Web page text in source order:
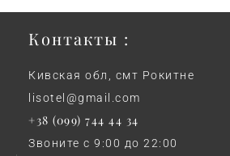
Контакты :
Кивская обл, смт Рокитне
lisotel@gmail.com
+38 (099) 744 44 34
Звоните с 9:00 до 22:00